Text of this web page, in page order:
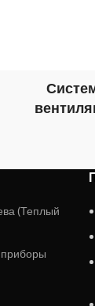
(Теплый
приборы